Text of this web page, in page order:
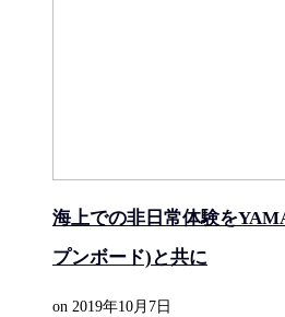
海上での非日常体験を
プンボード)と共に
on 2019年10月7日